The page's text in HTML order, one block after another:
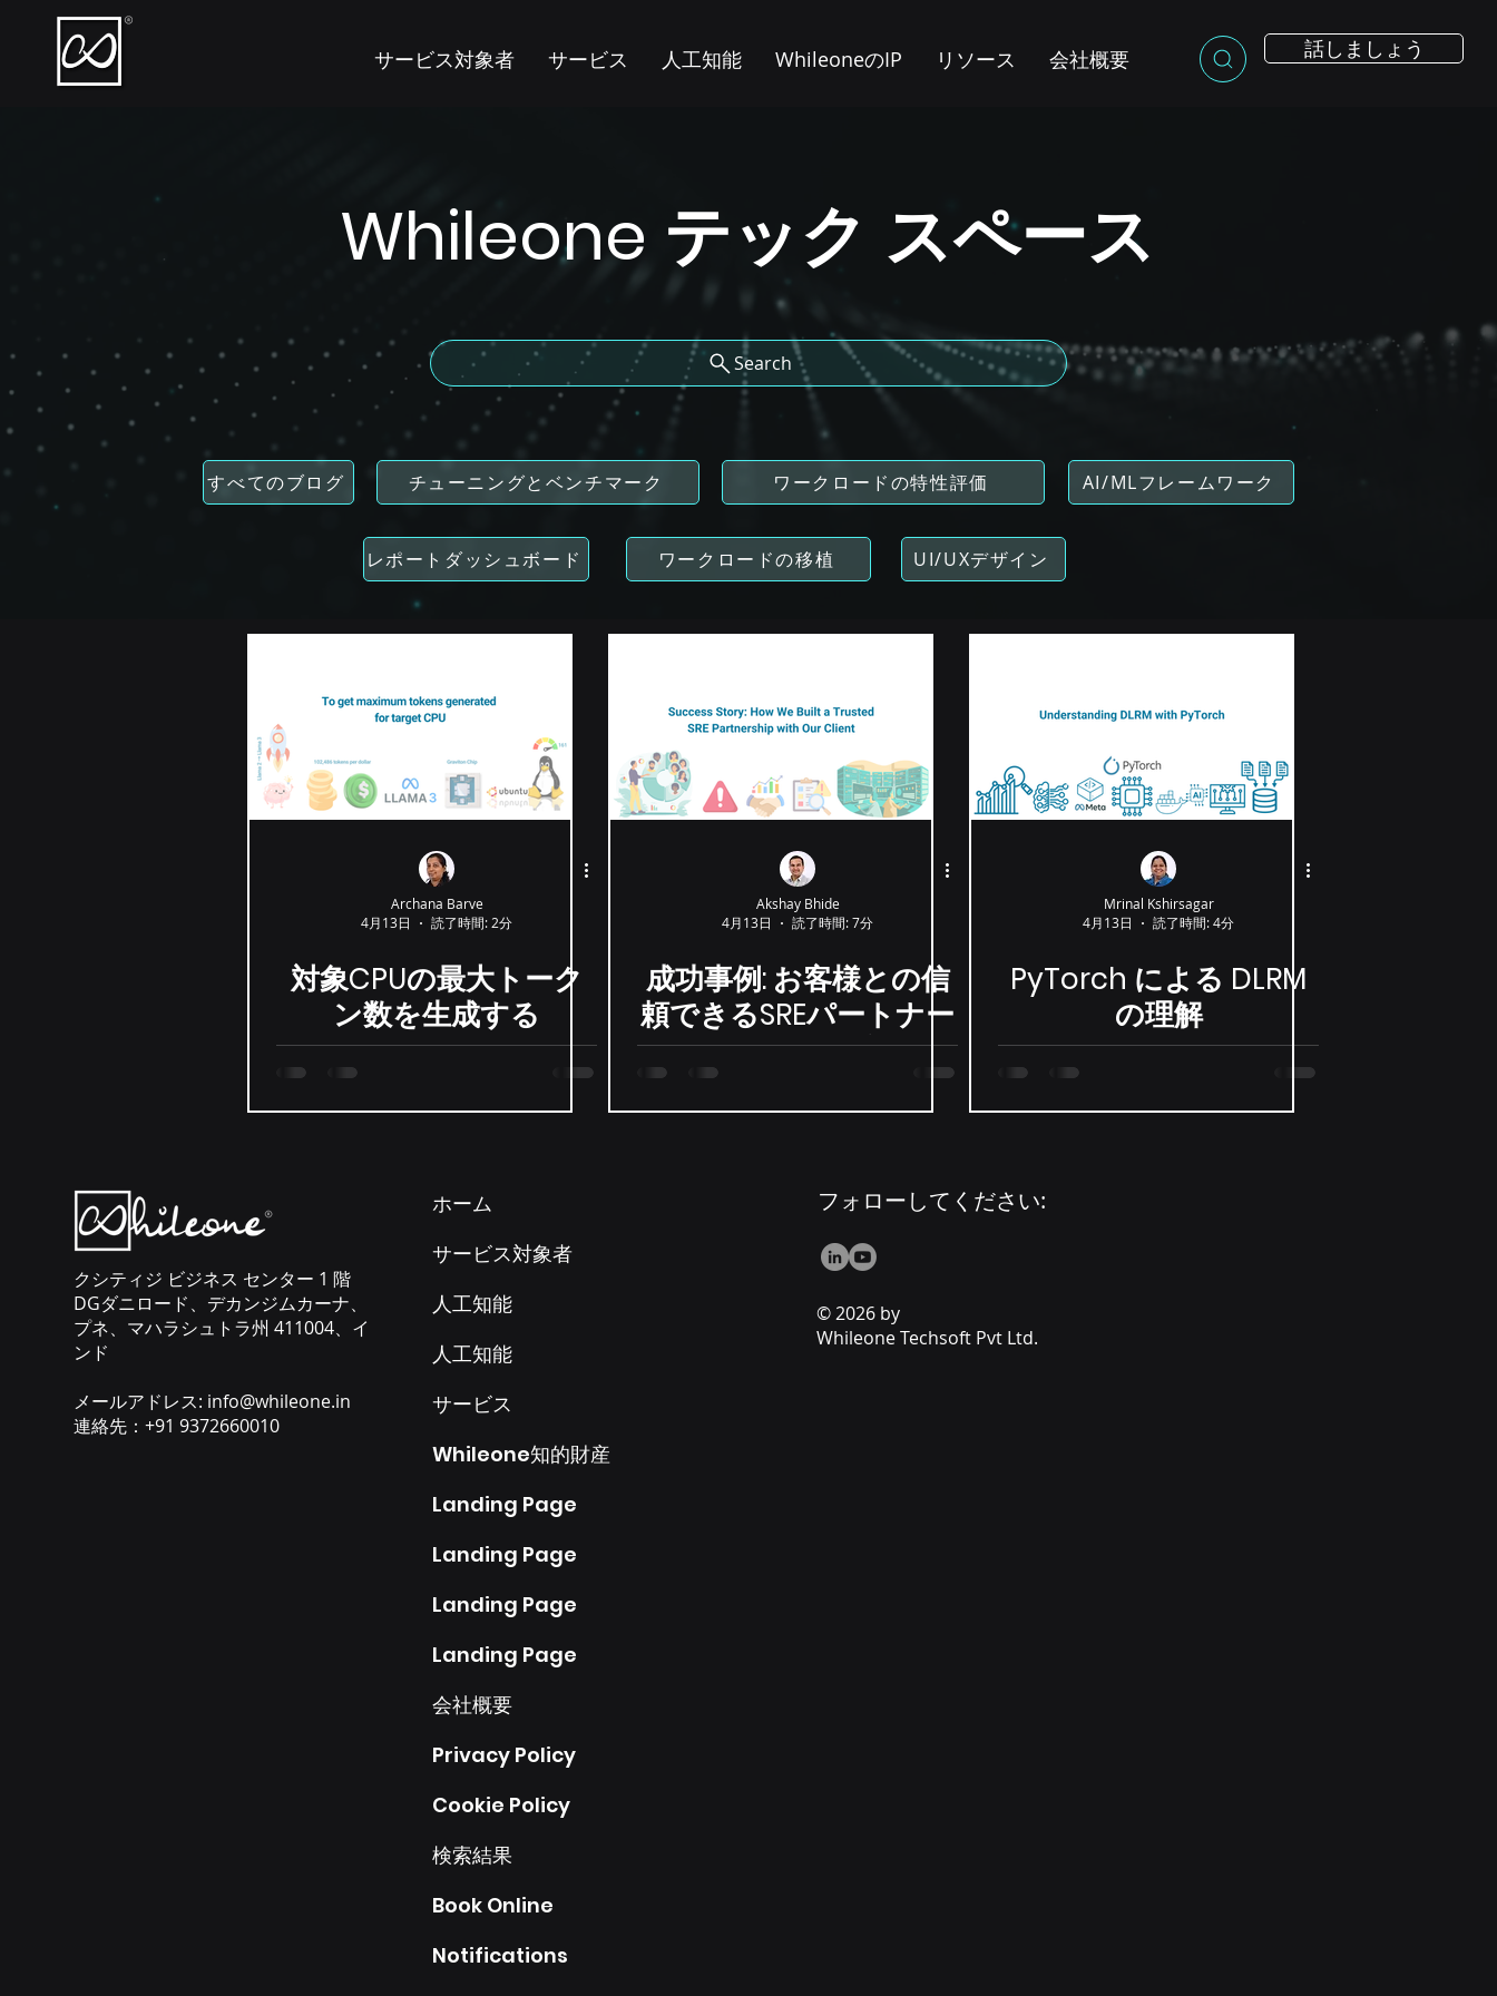
サービス対象者 サービス 人工知能 WhileoneのIP リソース 会社概要 話しましょう
Whileone テック スペース
Search
すべてのブログ チューニングとベンチマーク ワークロードの特性評価 AI/MLフレームワーク
レポートダッシュボード ワークロードの移植 UI/UXデザイン
Archana Barve
4月13日
読了時間: 2分
対象CPUの最大トーク
ン数を生成する
Akshay Bhide
4月13日
読了時間: 7分
成功事例: お客様との信
頼できるSREパートナー
シップの構築方法
Mrinal Kshirsagar
4月13日
読了時間: 4分
PyTorch による DLRM
の理解
クシティジ ビジネス センター 1 階
DGダニロード、デカンジムカーナ、
プネ、マハラシュトラ州 411004、イ
ンド
メールアドレス: info@whileone.in
連絡先：+91 9372660010
ホーム
サービス対象者
人工知能
人工知能
サービス
Whileone知的財産
Landing Page
Landing Page
Landing Page
Landing Page
会社概要
Privacy Policy
Cookie Policy
検索結果
Book Online
Notifications
フォローしてください:
© 2026 by
Whileone Techsoft Pvt Ltd.